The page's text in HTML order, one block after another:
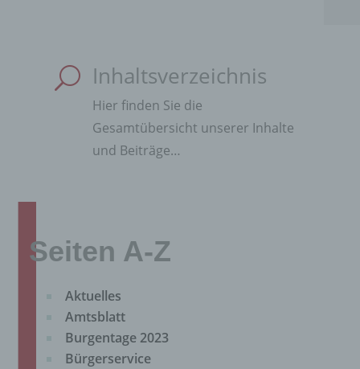
U Inhaltsverzeichnis
Hier finden Sie die
Gesamtübersicht unserer Inhalte
und Beiträge…
Seiten A-Z
Aktuelles
Amtsblatt
Burgentage 2023
Bürgerservice